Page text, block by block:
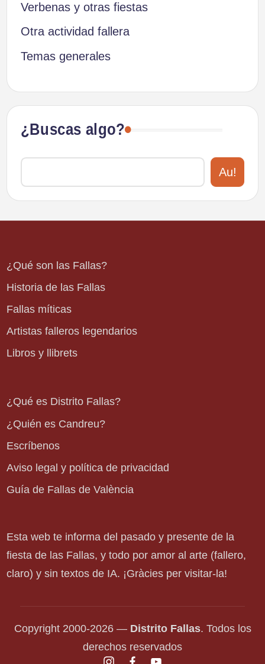
Verbenas y otras fiestas
Otra actividad fallera
Temas generales
¿Buscas algo?
Au!
¿Qué son las Fallas?
Historia de las Fallas
Fallas míticas
Artistas falleros legendarios
Libros y llibrets
¿Qué es Distrito Fallas?
¿Quién es Candreu?
Escríbenos
Aviso legal y política de privacidad
Guía de Fallas de València
Esta web te informa del pasado y presente de la
fiesta de las Fallas, y todo por amor al arte (fallero,
claro) y sin textos de IA. ¡Gràcies per visitar-la!
Copyright 2000-2026 — Distrito Fallas. Todos los
derechos reservados